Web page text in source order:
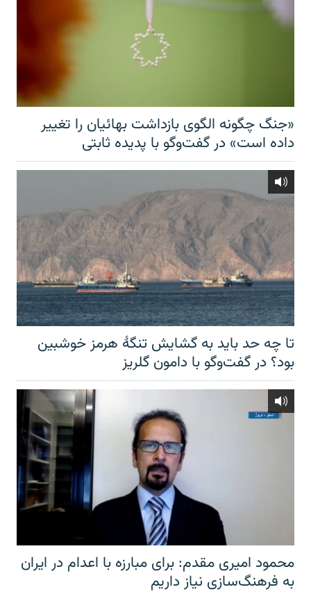
«جنگ چگونه الگوی بازداشت بهائیان را تغییر
داده است» در گفت‌وگو با پدیده ثابتی
تا چه حد باید به گشایش تنگهٔ هرمز خوشبین
بود؟ در گفت‌وگو با دامون گلریز
محمود امیری مقدم: برای مبارزه با اعدام در ایران
به فرهنگ‌سازی نیاز داریم